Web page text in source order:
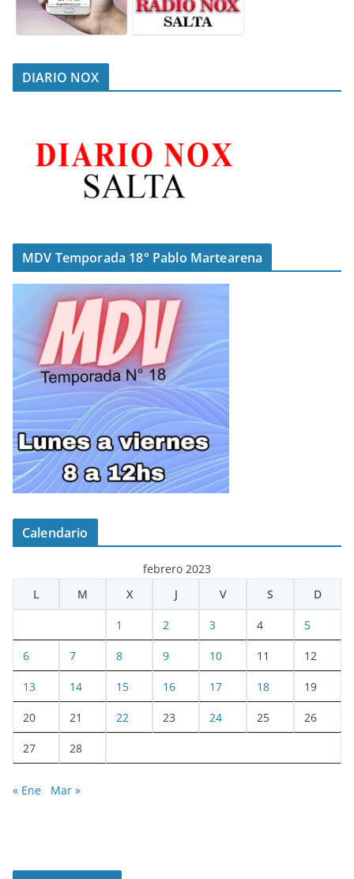
DIARIO NOX
MDV Temporada 18° Pablo Martearena
Calendario
febrero 2023
L
M X J V S D
1 2 3 4 5
6 7 8 9 10 11 12
13 14 15 16 17 18 19
20 21 22 23 24 25 26
27 28
« Ene Mar »